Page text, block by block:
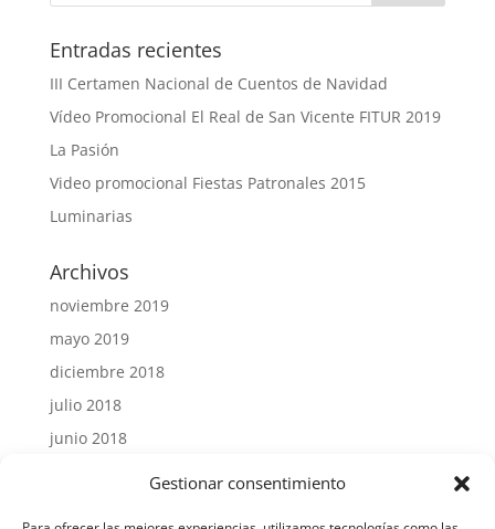
Gestionar consentimiento
Entradas recientes
III Certamen Nacional de Cuentos de Navidad
Vídeo Promocional El Real de San Vicente FITUR 2019
La Pasión
Video promocional Fiestas Patronales 2015
Luminarias
Archivos
noviembre 2019
mayo 2019
diciembre 2018
julio 2018
junio 2018